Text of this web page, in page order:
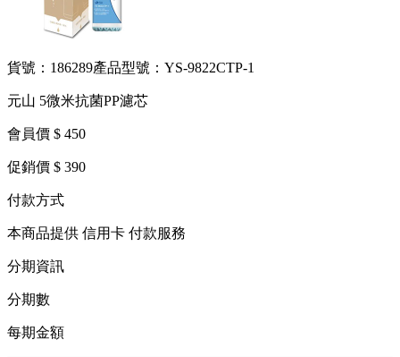
貨號：186289產品型號：YS-9822CTP-1
元山 5微米抗菌PP濾芯
會員價 $ 450
促銷價 $ 390
付款方式
本商品提供 信用卡 付款服務
分期資訊
分期數
每期金額